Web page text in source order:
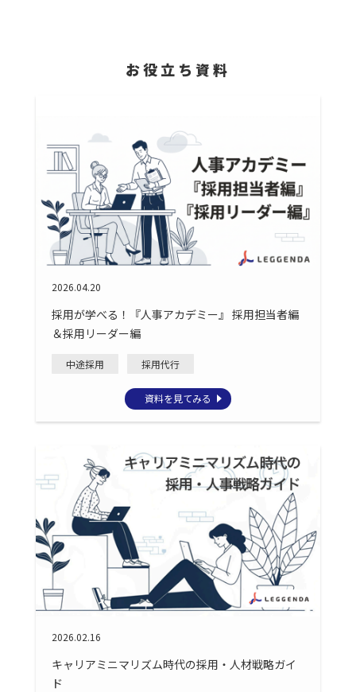
お役立ち資料
2026.04.20
採用が学べる！『人事アカデミー』 採用担当者編
＆採用リーダー編
中途採用 採用代行
資料を見てみる
2026.02.16
キャリアミニマリズム時代の採用・人材戦略ガイ
ド